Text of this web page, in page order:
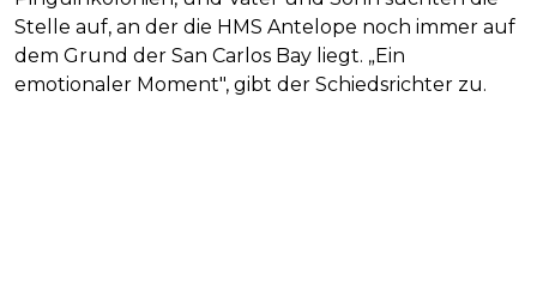
Stelle auf, an der die HMS Antelope noch immer auf
dem Grund der San Carlos Bay liegt. „Ein
emotionaler Moment", gibt der Schiedsrichter zu.